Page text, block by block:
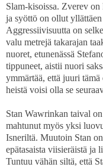
Slam-kisoissa. Zverev
ja syöttö on ollut
Aggressiivisuutta on
valu metrejä takarajan
nuoret, etunenässä
tippuneet, aistii nuori
ymmärtää, että juuri
heistä voisi olla se
Stan Wawrinkan taival
mahtunut myös yksi
Isneriltä. Muutoin Stan
epätasaista viisieräistä ja
Tuntuu vähän siltä, että